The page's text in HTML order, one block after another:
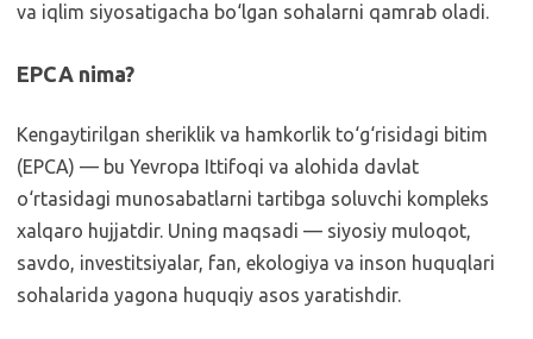
va iqlim siyosatigacha bo‘lgan sohalarni qamrab oladi.
EPCA nima?
Kengaytirilgan sheriklik va hamkorlik to‘g‘risidagi bitim
(EPCA) — bu Yevropa Ittifoqi va alohida davlat
o‘rtasidagi munosabatlarni tartibga soluvchi kompleks
xalqaro hujjatdir. Uning maqsadi — siyosiy muloqot,
savdo, investitsiyalar, fan, ekologiya va inson huquqlari
sohalarida yagona huquqiy asos yaratishdir.